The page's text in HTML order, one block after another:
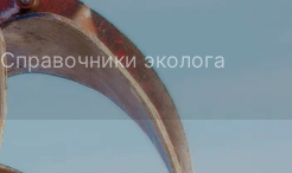
Справочники эколога